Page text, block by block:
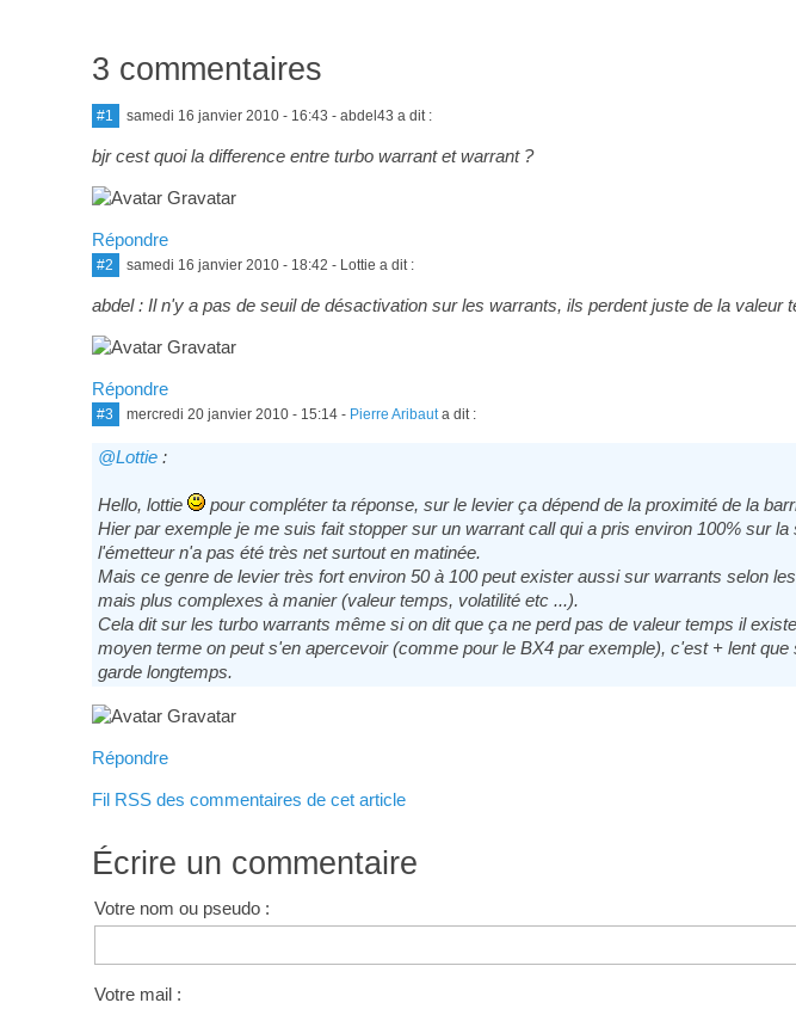
3 commentaires
#1 samedi 16 janvier 2010 - 16:43 - abdel43 a dit :
bjr cest quoi la difference entre turbo warrant et warrant ?
Répondre
#2 samedi 16 janvier 2010 - 18:42 - Lottie a dit :
abdel : Il n'y a pas de seuil de désactivation sur les warrants, ils perdent juste de la
Répondre
#3 mercredi 20 janvier 2010 - 15:14- Pierre Aribauta dit :
@Lottie:
Hello, lottie
pour compléter ta réponse, sur le levier ça dépend de la proximité de la
Hier par exemple je me suis fait stopper sur un warrant call qui a pris environ 100% sur
l'émetteur n'a pas été très net surtout en matinée.
Mais ce genre de levier très fort environ 50 à 100 peut exister aussi sur warrants selon
mais plus complexes à manier (valeur temps, volatilité etc ...).
Cela dit sur les turbo warrants même si on dit que ça ne perd pas de valeur temps il
moyen terme on peut s'en apercevoir (comme pour le BX4 par exemple), c'est + lent
garde longtemps.
Répondre
Fil RSS des commentaires de cet article
Écrire un commentaire
Votre nom ou pseudo :
Votre mail :